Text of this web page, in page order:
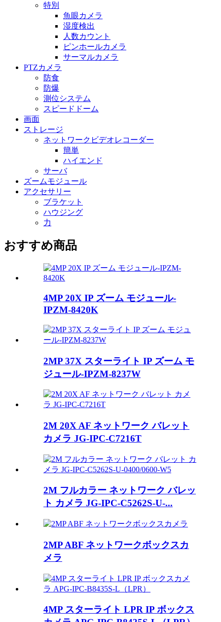
特別
魚眼カメラ
湿度検出
人数カウント
ピンホールカメラ
サーマルカメラ
PTZカメラ
防食
防爆
測位システム
スピードドーム
画面
ストレージ
ネットワークビデオレコーダー
簡単
ハイエンド
サーバ
ズームモジュール
アクセサリー
ブラケット
ハウジング
力
おすすめ商品
4MP 20X IP ズーム モジュール-
IPZM-8420K
2MP 37X スターライト IP ズーム モ
ジュール-IPZM-8237W
2M 20X AF ネットワーク バレット
カメラ JG-IPC-C7216T
2M フルカラー ネットワーク バレッ
ト カメラ JG-IPC-C5262S-U-...
2MP ABF ネットワークボックスカ
メラ
4MP スターライト LPR IP ボックス